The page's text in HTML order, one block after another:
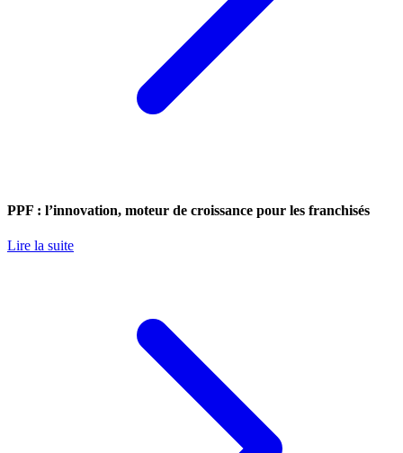
PPF : l’innovation, moteur de croissance pour les franchisés
Lire la suite